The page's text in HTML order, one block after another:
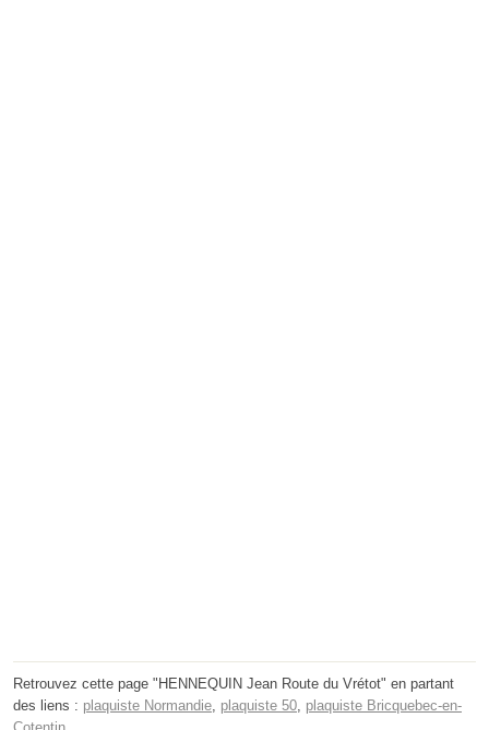
Retrouvez cette page "HENNEQUIN Jean Route du Vrétot" en partant
des liens : plaquiste Normandie, plaquiste 50, plaquiste Bricquebec-en-